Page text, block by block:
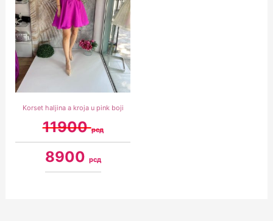
Korset haljina a kroja u pink boji
11900рсд
8900 рсд